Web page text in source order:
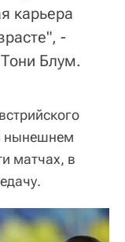
карьера
-
Блум.
нынешнем
матчах, в